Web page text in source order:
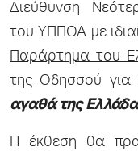
Διεύθυνση
του ΥΠΠΟΑ με
Παράρτημα του
της Οδησσού για
αγαθά της
Η έκθεση θα